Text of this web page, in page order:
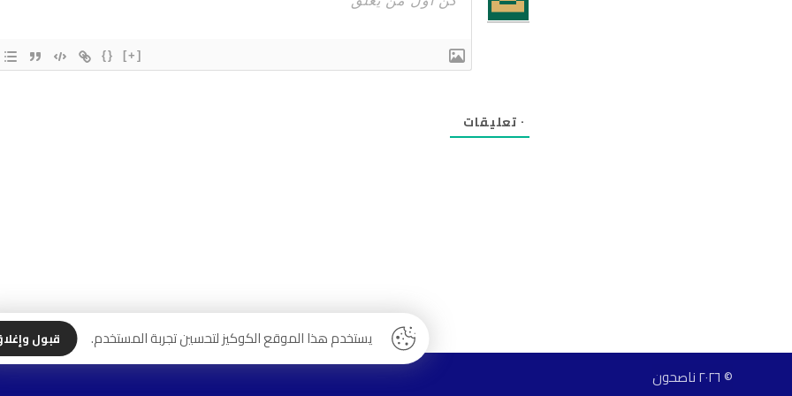
{} [+]
٠ تعليقات
© ٢٠٢٦ ناصحون
يستخدم هذا الموقع الكوكيز لتحسين تجربة المستخدم. قبول